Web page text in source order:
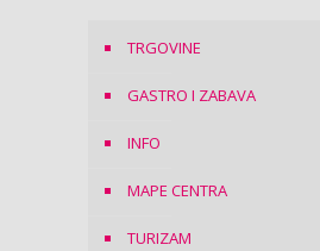
TRGOVINE
GASTRO I ZABAVA
INFO
MAPE CENTRA
TURIZAM